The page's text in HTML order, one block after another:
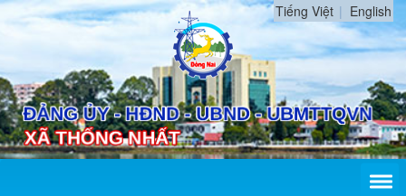
Tiếng Việt English